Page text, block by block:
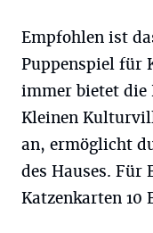
Empfohlen ist
Puppenspiel für
immer bietet
Kleinen
an, ermöglicht
des Hauses. Für
Katzenkarten 10